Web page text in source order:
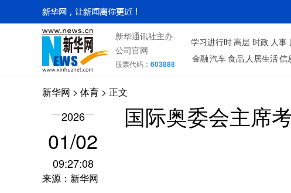
新华通讯社主办
公司官网
股票代码： 603888
学习进行时 高层 时政 人事
金融 汽车 食品 人居生活信
新华网 > 体育 > 正文
2026
01/02
09:27:08
来源：新华网
国际奥委会主席